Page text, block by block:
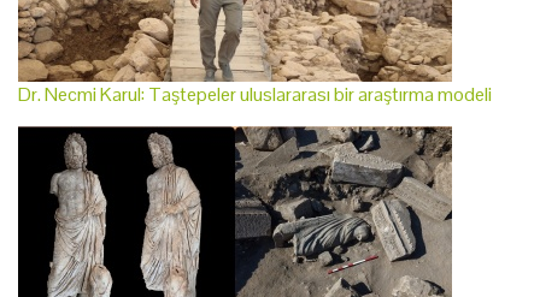
Dr. Necmi Karul: Taştepeler uluslararası bir araştırma modeli